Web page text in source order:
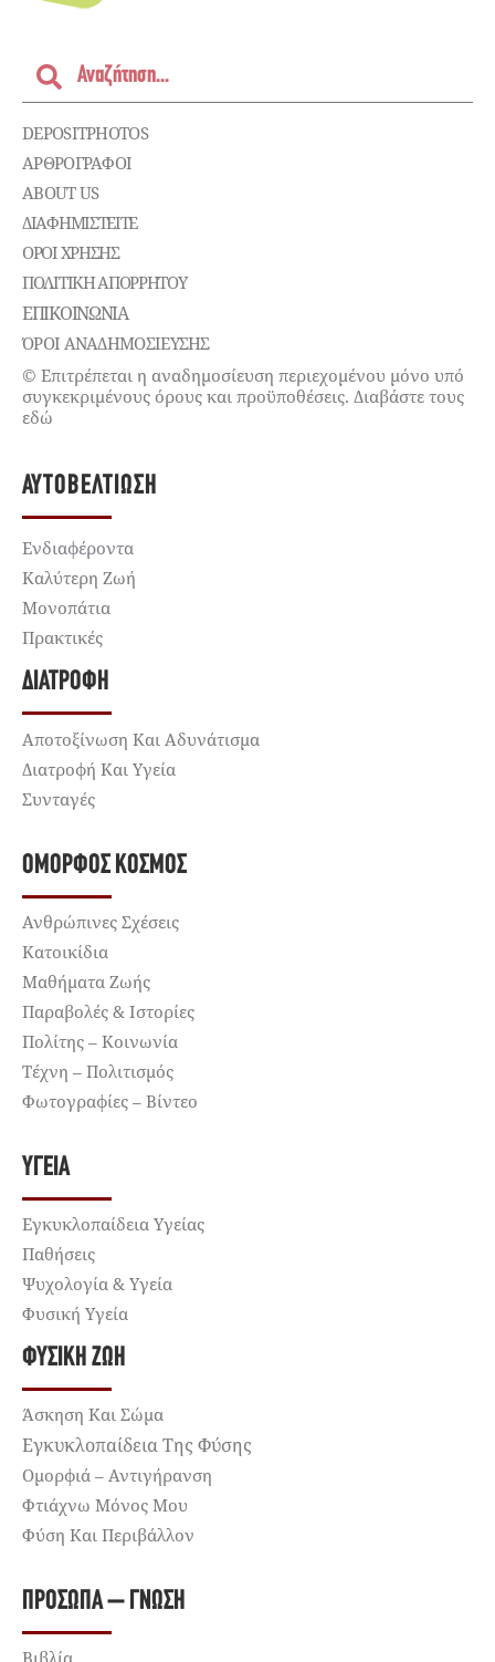
DEPOSITPHOTOS
ΑΡΘΡΟΓΡΑΦΟΙ
ABOUT US
ΔΙΑΦΗΜΙΣΤΕΊΤΕ
ΌΡΟΙ ΧΡΉΣΗΣ
ΠΟΛΙΤΙΚΉ ΑΠΟΡΡΉΤΟΥ
ΕΠΙΚΟΙΝΩΝΊΑ
ΌΡΟΙ ΑΝΑΔΗΜΟΣΙΕΥΣΗΣ
© Επιτρέπεται η αναδημοσίευση περιεχομένου μόνο υπό
συγκεκριμένους όρους και προϋποθέσεις. Διαβάστε τους
εδώ
ΑΥΤΟΒΕΛΤΊΩΣΗ
Ενδιαφέροντα
Καλύτερη Ζωή
Μονοπάτια
Πρακτικές
ΔΙΑΤΡΟΦΉ
Αποτοξίνωση Και Αδυνάτισμα
Διατροφή Και Υγεία
Συνταγές
ΌΜΟΡΦΟΣ ΚΌΣΜΟΣ
Ανθρώπινες Σχέσεις
Κατοικίδια
Μαθήματα Ζωής
Παραβολές & Ιστορίες
Πολίτης – Κοινωνία
Τέχνη – Πολιτισμός
Φωτογραφίες – Βίντεο
ΥΓΕΊΑ
Εγκυκλοπαίδεια Υγείας
Παθήσεις
Ψυχολογία & Υγεία
Φυσική Υγεία
ΦΥΣΙΚΉ ΖΩΉ
Άσκηση Και Σώμα
Εγκυκλοπαίδεια Της Φύσης
Ομορφιά – Αντιγήρανση
Φτιάχνω Μόνος Μου
Φύση Και Περιβάλλον
ΠΡΌΣΩΠΑ – ΓΝΏΣΗ